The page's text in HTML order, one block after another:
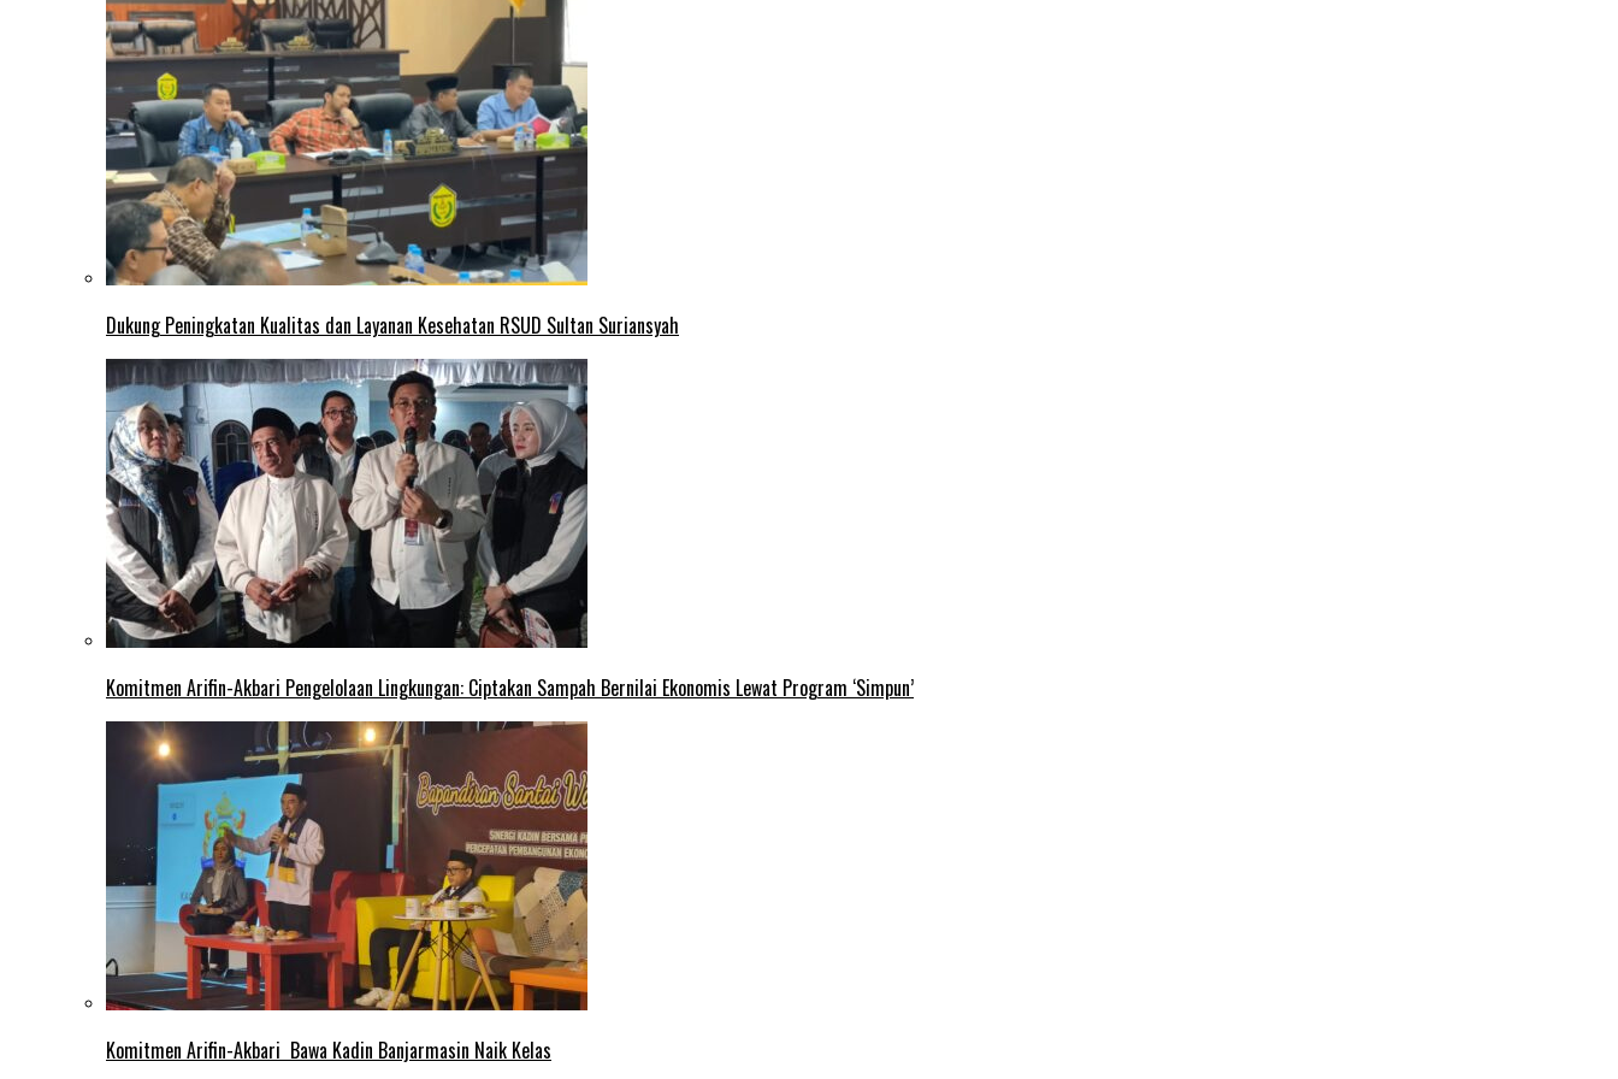
Dukung Peningkatan Kualitas dan Layanan Kesehatan RSUD Sultan Suriansyah
Komitmen Arifin-Akbari Pengelolaan Lingkungan: Ciptakan Sampah Bernilai Ekonomis Lewat Program ‘Simpun’
Komitmen Arifin-Akbari Bawa Kadin Banjarmasin Naik Kelas